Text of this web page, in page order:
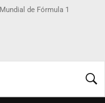
Mundial de Fórmula 1